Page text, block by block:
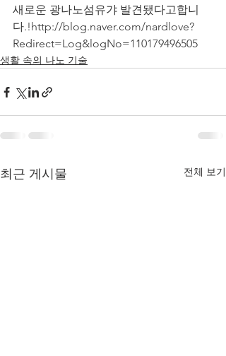
새로운 광나노섬유갸 발견됐다고합니
다.!http://blog.naver.com/nardlove?
Redirect=Log&logNo=110179496505
생활 속의 나노 기술
최근 게시물 전체 보기